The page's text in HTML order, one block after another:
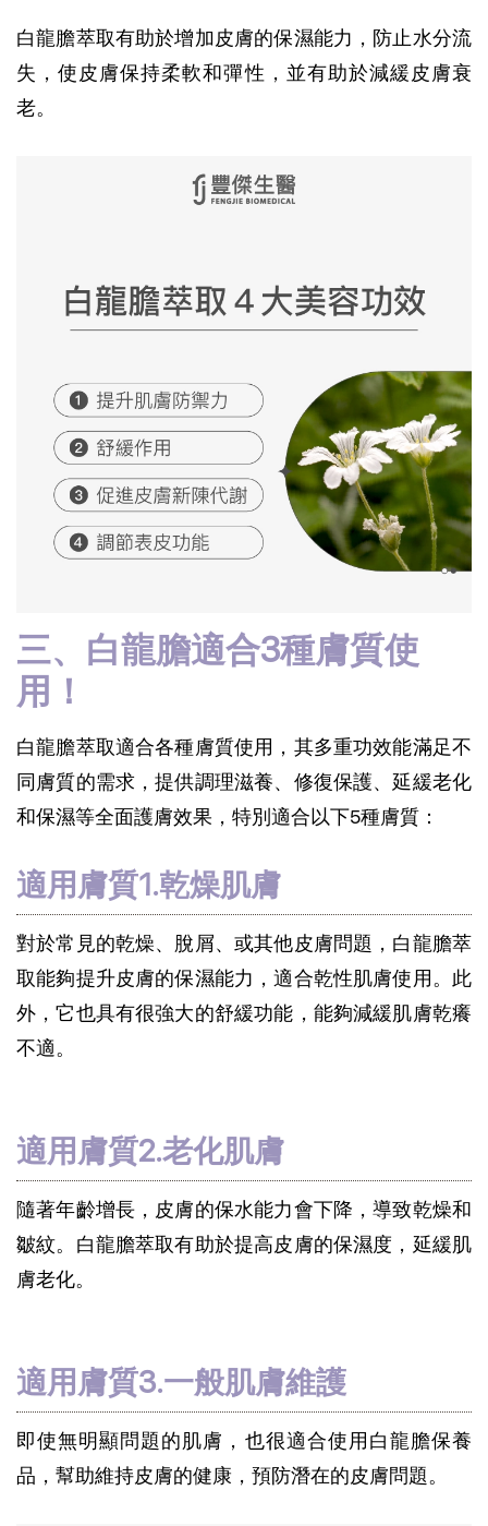
白龍膽萃取有助於增加皮膚的保濕能力，防止水分流
失，使皮膚保持柔軟和彈性，並有助於減緩皮膚衰
老。
三、白龍膽適合3種膚質使
用！
白龍膽萃取適合各種膚質使用，其多重功效能滿足不
同膚質的需求，提供調理滋養、修復保護、延緩老化
和保濕等全面護膚效果，特別適合以下5種膚質：
適用膚質1.乾燥肌膚
對於常見的乾燥、脫屑、或其他皮膚問題，白龍膽萃
取能夠提升皮膚的保濕能力，適合乾性肌膚使用。此
外，它也具有很強大的舒緩功能，能夠減緩肌膚乾癢
不適。
適用膚質2.老化肌膚
隨著年齡增長，皮膚的保水能力會下降，導致乾燥和
皺紋。白龍膽萃取有助於提高皮膚的保濕度，延緩肌
膚老化。
適用膚質3.一般肌膚維護
即使無明顯問題的肌膚，也很適合使用白龍膽保養
品，幫助維持皮膚的健康，預防潛在的皮膚問題。